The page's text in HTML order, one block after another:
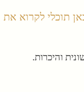
תוכלי לקרוא את
והיכרות.